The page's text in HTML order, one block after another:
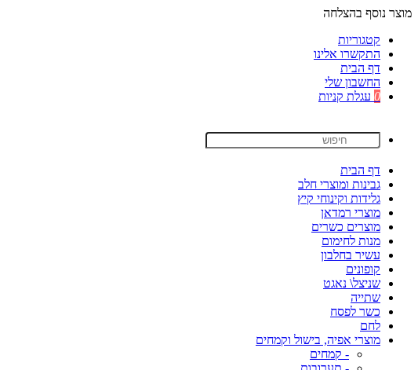
מוצר נוסף בהצלחה
קטגוריות
התקשרו אלינו
דף הבית
החשבון שלי
0 עגלת קניות
דף הבית
גבינות ומוצרי חלב
גלידות וקינוחי קיץ
מוצרי רמדאן
מוצרים כשרים
מנות לחימום
עשיר בחלבון
קופונים
שניצל\ נאגט
שתייה
כשר לפסח
לחם
מוצרי אפיה, בישול וקמחים
- קמחים